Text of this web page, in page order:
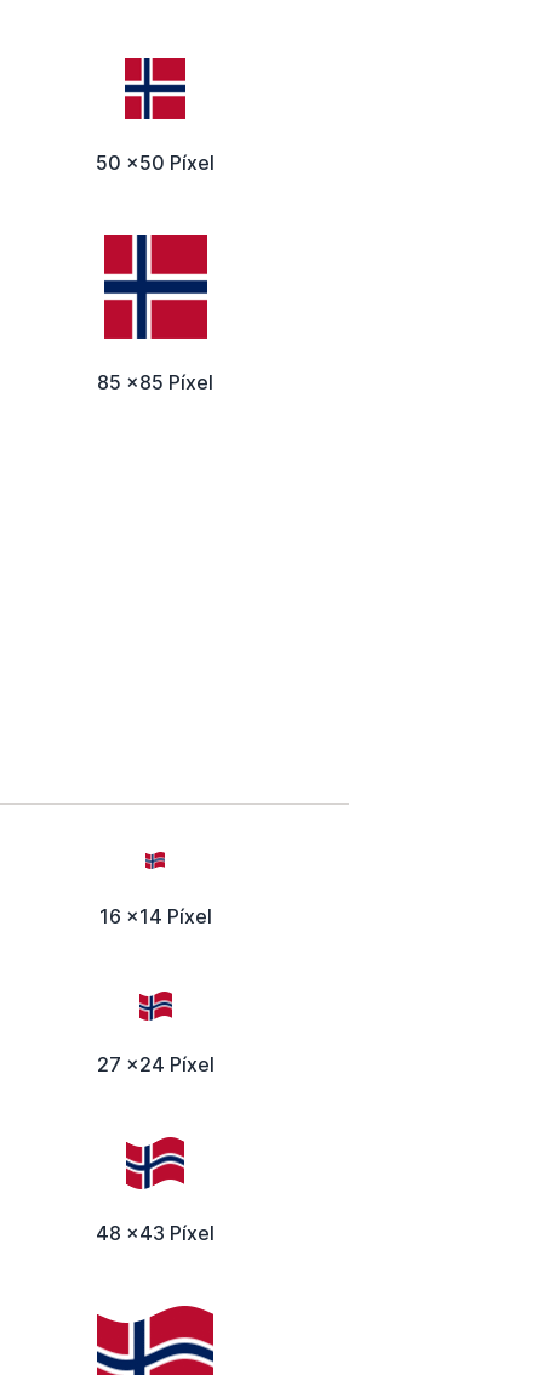
50 x50 Píxel
85 x85 Píxel
16 x14 Píxel
27 x24 Píxel
48 x43 Píxel